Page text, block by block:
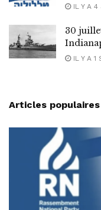
IL Y A 4
30
IL Y A 1
Articles populaires